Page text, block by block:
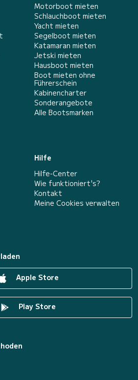
Motorboot mieten
Schlauchboot mieten
Yacht mieten
Segelboot mieten
Katamaran mieten
Jetski mieten
Hausboot mieten
Boot mieten ohne
Führerschein
Kabinencharter
Sonderangebote
Alle Bootsmarken
Hilfe
Hilfe-Center
Wie funktioniert's?
Kontakt
Meine Cookies verwalten
Apple Store
Play Store